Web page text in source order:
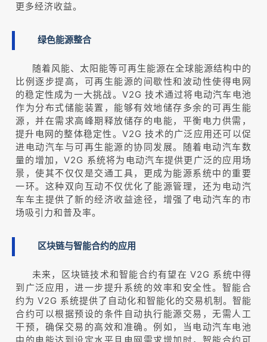
更多经济收益。
绿色能源整合
随着风能、太阳能等可再生能源在全球能源结构中的
比例逐步提高，可再生能源的间歇性和波动性使得电网
的稳定性成为一大挑战。V2G 技术通过将电动汽车电池
作为分布式储能装置，能够有效地储存多余的可再生能
源，并在需求高峰期释放储存的电能，平衡电力供需，
提升电网的整体稳定性。V2G 技术的广泛应用还可以促
进电动汽车与可再生能源的协同发展。随着电动汽车数
量的增加，V2G 系统将为电动汽车提供更广泛的应用场
景，使其不仅仅是交通工具，更成为能源系统中的重要
一环。这种双向互动不仅优化了能源管理，还为电动汽
车车主提供了新的经济收益途径，增强了电动汽车的市
场吸引力和普及率。
区块链与智能合约的应用
未来，区块链技术和智能合约有望在 V2G 系统中得
到广泛应用，进一步提升系统的效率和安全性。智能合
约为 V2G 系统提供了自动化和智能化的交易机制。智能
合约可以根据预设的条件自动执行能源交易，无需人工
干预，确保交易的高效和准确。例如，当电动汽车电池